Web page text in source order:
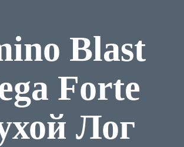
Blast
Forte
Лог